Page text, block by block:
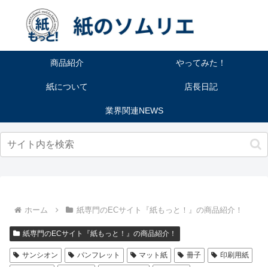
商品紹介 やってみた！
紙について 店長日記
業界関連NEWS
ホーム 紙専門のECサイト『紙もっと！』の商品紹介！
紙専門のECサイト『紙もっと！』の商品紹介！
サンシオン パンフレット マット紙 冊子
印刷用紙